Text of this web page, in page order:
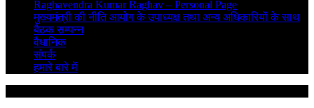
Raghavendra Kumar Raghav – Personal Page
मुख्यमंत्री की नीति आयोग के उपाध्यक्ष तथा अन्य अधिकारियों के साथ
बैठक सम्पन्न
वैधानिक
संपर्क
हमारे बारे में